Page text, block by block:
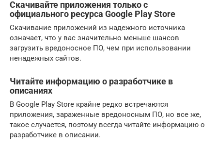
Скачивайте приложения только с
официального ресурса Google Play Store
Скачивание приложений из надежного источника
означает, что у вас значительно меньше шансов
загрузить вредоносное ПО, чем при использовании
ненадежных сайтов.
Читайте информацию о разработчике в
описаниях
В Google Play Store крайне редко встречаются
приложения, зараженные вредоносным ПО, но все же,
такое случается, поэтому всегда читайте информацию о
разработчике в описании.